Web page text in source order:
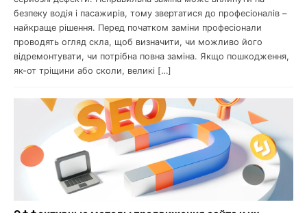
безпеку водія і пасажирів, тому звертатися до професіоналів –
найкраще рішення. Перед початком заміни професіонали
проводять огляд скла, щоб визначити, чи можливо його
відремонтувати, чи потрібна повна заміна. Якщо пошкодження,
як-от тріщини або сколи, великі […]